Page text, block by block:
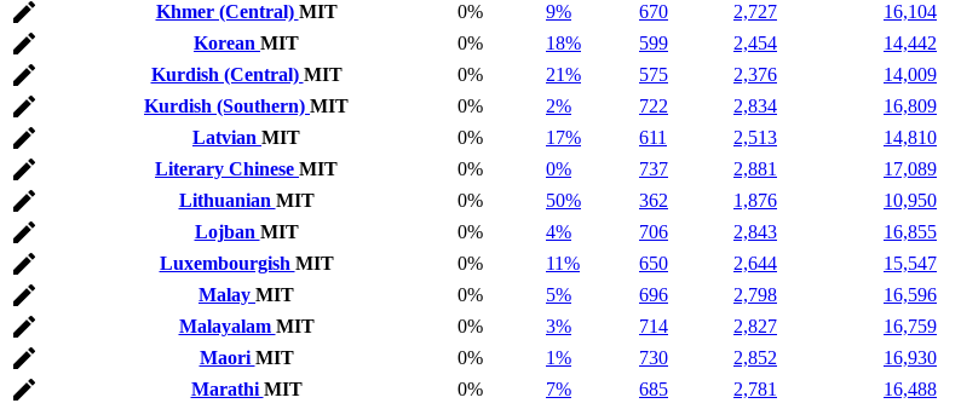
Khmer (Central) MIT 0% 9% 670 2,727 16,104
Korean MIT 0% 18% 599 2,454 14,442
Kurdish (Central) MIT 0% 21% 575 2,376 14,009
Kurdish (Southern) MIT 0% 2% 722 2,834 16,809
Latvian MIT 0% 17% 611 2,513 14,810
Literary Chinese MIT 0% 0% 737 2,881 17,089
Lithuanian MIT 0% 50% 362 1,876 10,950
Lojban MIT 0% 4% 706 2,843 16,855
Luxembourgish MIT 0% 11% 650 2,644 15,547
Malay MIT 0% 5% 696 2,798 16,596
Malayalam MIT 0% 3% 714 2,827 16,759
Maori MIT 0% 1% 730 2,852 16,930
Marathi MIT 0% 7% 685 2,781 16,488